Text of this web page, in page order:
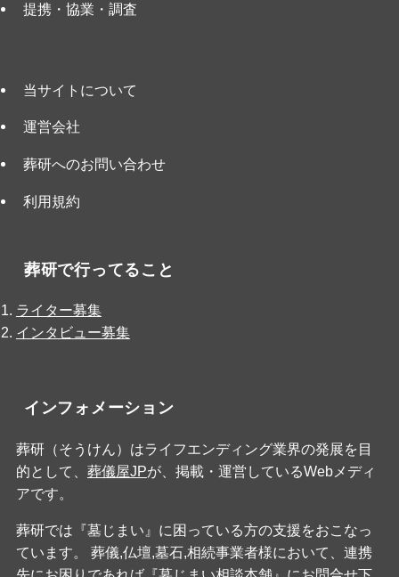
提携・協業・調査
当サイトについて
運営会社
葬研へのお問い合わせ
利用規約
葬研で行ってること
ライター募集
インタビュー募集
インフォメーション
葬研（そうけん）はライフエンディング業界の発展を目
的として、 葬儀屋JPが、掲載・運営しているWebメディ
アです。
葬研では『墓じまい』に困っている方の支援をおこなっ
ています。 葬儀,仏壇,墓石,相続事業者様において、連携